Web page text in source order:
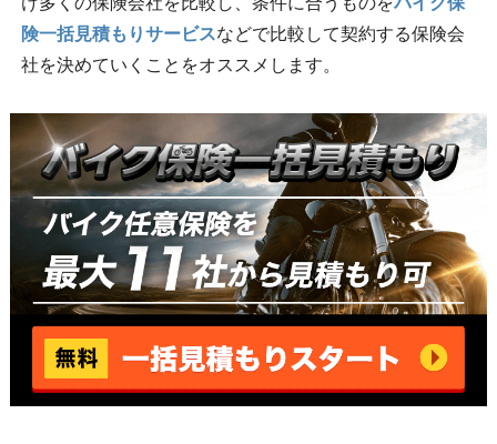
険一括見積もりサービスなどで比較して契約する保険会
社を決めていくことをオススメします。